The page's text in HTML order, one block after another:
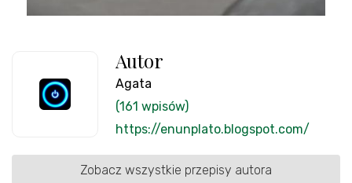
Autor
Agata
(161 wpisów)
https://enunplato.blogspot.com/
Zobacz wszystkie przepisy autora